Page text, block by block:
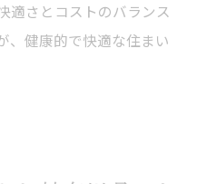
適さとコストのバランス
、健康的で快適な住まい